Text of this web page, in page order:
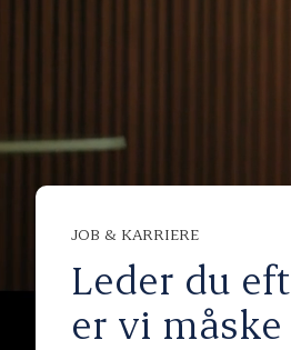
JOB & KARRIERE
Leder du
er vi